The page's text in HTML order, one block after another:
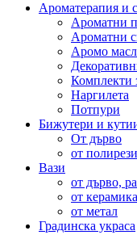
Ароматерапия и
Ароматни
Ароматни
Аромо
Комплекти
Наргилета
Потпури
Бижутери и
От дърво
от
Вази
от дърво,
от керамика
от метал
Градинска украса